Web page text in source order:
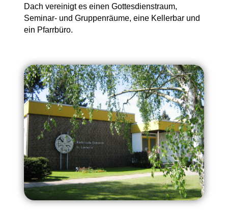
Dach vereinigt es einen Gottesdienstraum,
Seminar- und Gruppenräume, eine Kellerbar und
ein Pfarrbüro.